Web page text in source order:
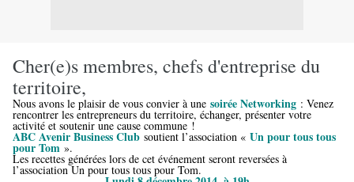
Cher(e)s membres, chefs d'entreprise du
territoire,
Nous avons le plaisir de vous convier à une soirée Networking : Venez
rencontrer les entrepreneurs du territoire, échanger, présenter votre
activité et soutenir une cause commune !
ABC Avenir Business Club soutient l’association « Un pour tous tous
pour Tom ».
Les recettes générées lors de cet événement seront reversées à
l’association Un pour tous tous pour Tom.